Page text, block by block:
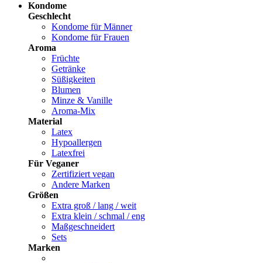
Kondome
Geschlecht
Kondome für Männer
Kondome für Frauen
Aroma
Früchte
Getränke
Süßigkeiten
Blumen
Minze & Vanille
Aroma-Mix
Material
Latex
Hypoallergen
Latexfrei
Für Veganer
Zertifiziert vegan
Andere Marken
Größen
Extra groß / lang / weit
Extra klein / schmal / eng
Maßgeschneidert
Sets
Marken